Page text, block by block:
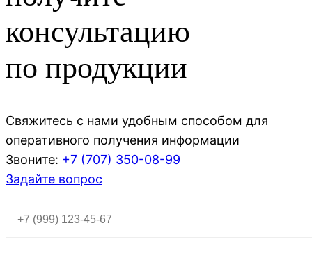
консультацию
по продукции
Свяжитесь с нами удобным способом для
оперативного получения информации
Звоните: +7 (707) 350-08-99
Задайте вопрос